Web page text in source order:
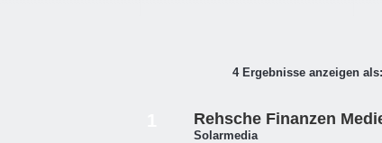
4 Ergebnisse anzeigen als:
Rehsche Finanzen
Solarmedia